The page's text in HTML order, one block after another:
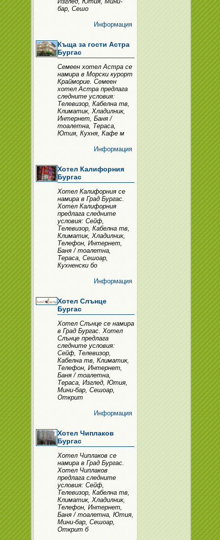
бар, Сешо
Информация
Къща за гости Астра
Бургас
Семеен хотел Астра се
намира в Морски курорт
Крайморие. Семеен
хотел Астра предлага
следните условия:
Телевизор, Кабелна тв,
Климатик, Хладилник,
Интернет, Баня /
тоалетна, Тераса,
Ютия, Кухня, Кафе м
Информация
Хотел Калифорния
Бургас
Хотел Калифорния се
намира в Град Бургас.
Хотел Калифорния
предлага следните
условия: Сейф,
Телевизор, Кабелна тв,
Климатик, Хладилник,
Телефон, Интернет,
Баня / тоалетна,
Тераса, Сешоар,
Кухненски бо
Информация
Хотел Слънце
Бургас
Хотел Слънце се намира
в Град Бургас. Хотел
Слънце предлага
следните условия:
Сейф, Телевизор,
Кабелна тв, Климатик,
Телефон, Интернет,
Баня / тоалетна,
Тераса, Изглед, Ютия,
Мини-бар, Сешоар,
Открит
Информация
Хотел Чиплаков
Бургас
Хотел Чиплаков се
намира в Град Бургас.
Хотел Чиплаков
предлага следните
условия: Сейф,
Телевизор, Кабелна тв,
Климатик, Хладилник,
Телефон, Интернет,
Баня / тоалетна, Ютия,
Мини-бар, Сешоар,
Открит б